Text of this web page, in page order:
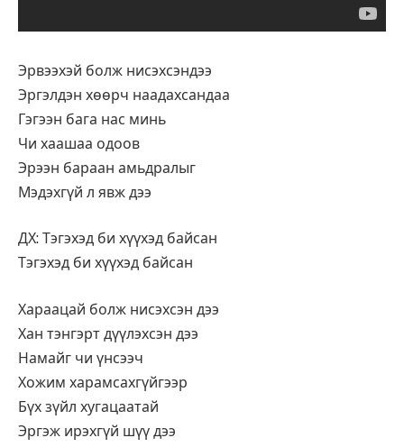
Эрвээхэй болж нисэхсэндээ
Эргэлдэн хөөрч наадахсандаа
Гэгээн бага нас минь
Чи хаашаа одоов
Эрээн бараан амьдралыг
Мэдэхгүй л явж дээ
ДХ: Тэгэхэд би хүүхэд байсан
Тэгэхэд би хүүхэд байсан
Хараацай болж нисэхсэн дээ
Хан тэнгэрт дүүлэхсэн дээ
Намайг чи үнсээч
Хожим харамсахгүйгээр
Бүх зүйл хугацаатай
Эргэж ирэхгүй шүү дээ